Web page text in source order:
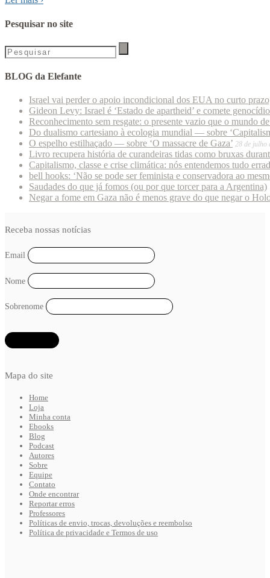
Pesquisar no site
BLOG da Elefante
Israel vai perder o apoio incondicional dos EUA no curto
Gideon Levy: Israel é ‘Estado de apartheid’ e comete
Reconhecimento sem resgate: o presente vazio que o mundo
Do dualismo cartesiano à ecologia mundial — sobre
O espelho estilhaçado — sobre ‘O massacre de Gaza’ 28 de julho
Livro recupera história de curandeiras tidas como bruxas
Capitalismo, classe e crise climática: nós entendemos tudo
bell hooks: ‘Não se pode ser feminista e conservadora ao
Saudades do que já fomos (ou por que torcer para a Argentina)
Negar a fome em Gaza não é menos grave do que negar o
Mapa do site
Home
Loja
Minha conta
Ebooks
Blog
Podcast
Autores
Sobre
Equipe
Contato
Onde encontrar
Reportar erros
Professores
Políticas de envio, trocas, devoluções e reembolso
Política de privacidade e Termos de uso
Receba nossas notícias
Email
Nome
Sobrenome